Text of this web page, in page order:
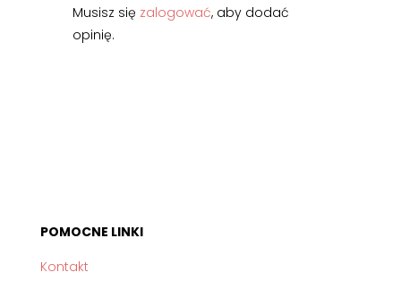
Musisz się zalogować, aby dodać
opinię.
POMOCNE LINKI
Kontakt